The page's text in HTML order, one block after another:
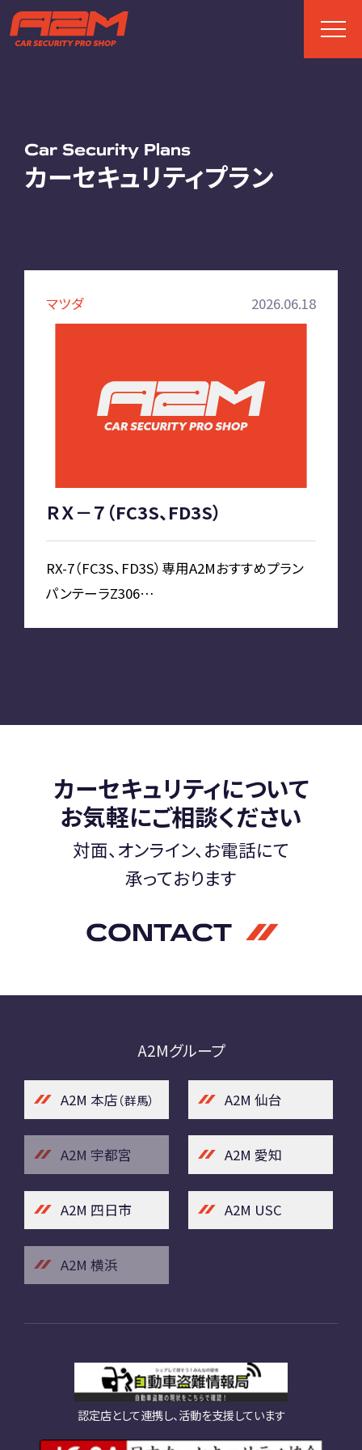
Car Security Plans
カーセキュリティプラン
マツダ 2026.06.18
ＲＸ－７（FC3S、FD3S）
RX-7（FC3S、FD3S）専用A2Mおすすめプラン
パンテーラZ306…
カーセキュリティについて
お気軽にご相談ください
対面、オンライン、お電話にて
承っております
CONTACT
A2Mグループ
A2M 本店（群馬） A2M 仙台
A2M 宇都宮 A2M 愛知
A2M 四日市 A2M USC
A2M 横浜
認定店として連携し、活動を支援しています
ABOUT
FAQ
お知らせ
車種別プラン
SHOP
A2M 本店
A2M USC
アップデートサポートセンター
A2M 横浜
CONTACT
お問い合わせ
RECRUIT